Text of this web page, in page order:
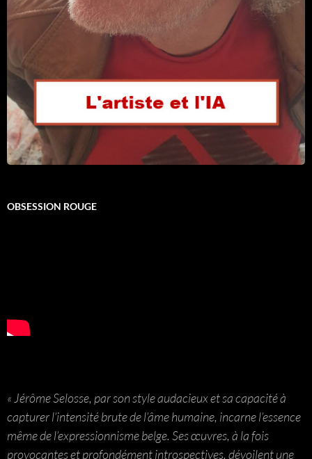
OBSESSION ROUGE
« Jérôme Selosse, par son style audacieux et sa capacité à
capturer l’intensité brute de l’âme humaine, incarne l’essence
même de l’expressionnisme belge. Ses œuvres, à la fois
provocantes et profondément introspectives, dévoilent une